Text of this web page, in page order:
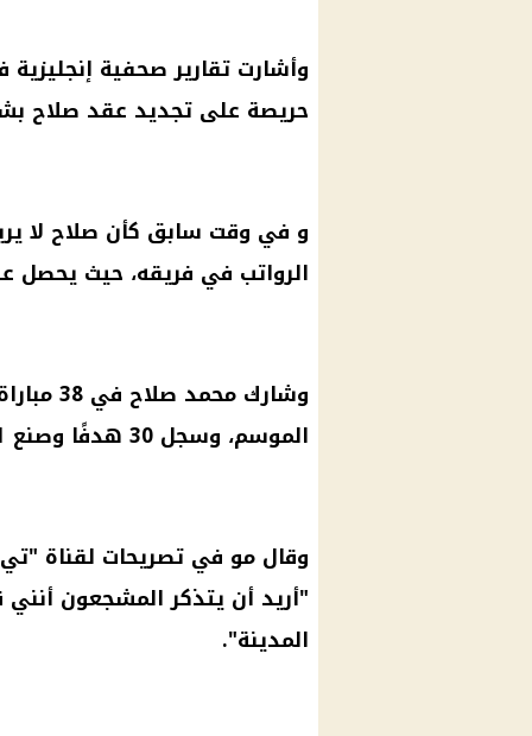
وأشارت تقارير صحفية إنجليزية
حريصة على تجديد عقد صلاح
و في وقت سابق كأن صلاح لا
الرواتب في فريقه، حيث يحصل على 350 ألف جنيه
وشارك
الموسم، وسجل 30 هدفًا وصنع 21 هدفًا.
وقال مو في تصريحات لقناة "تي
"أريد أن يتذكر المشجعون
المدينة".